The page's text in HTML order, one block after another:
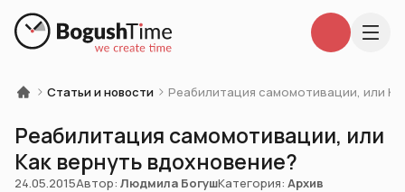
Статьи и новости Реабилитация самомотивации, или
Реабилитация самомотивации, или
Как вернуть вдохновение?
24.05.2015Автор: Людмила БогушКатегория: Архив